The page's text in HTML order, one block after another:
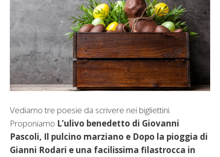
Vediamo tre poesie da scrivere nei bigliettini.
Proponiamo L’ulivo benedetto di Giovanni
Pascoli, Il pulcino marziano e Dopo la pioggia di
Gianni Rodari e una facilissima filastrocca in